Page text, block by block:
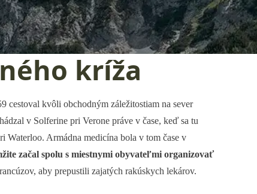
kríža
cestoval kvôli obchodným záležitostiam na sever
v Solferine pri Verone práve v čase, keď sa tu
Armádna medicína bola v tom čase v
začal spolu s miestnymi obyvateľmi organizovať
aby prepustili zajatých rakúskych lekárov.